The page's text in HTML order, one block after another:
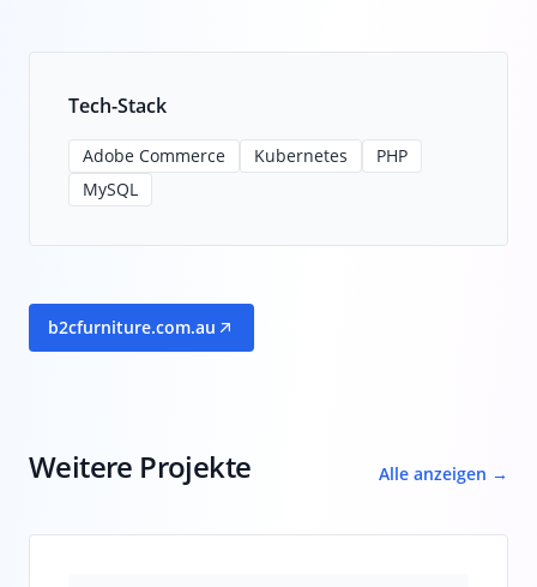
Tech-Stack
Adobe Commerce Kubernetes
PHP
MySQL
b2cfurniture.com.au
Weitere Projekte Alle anzeigen →